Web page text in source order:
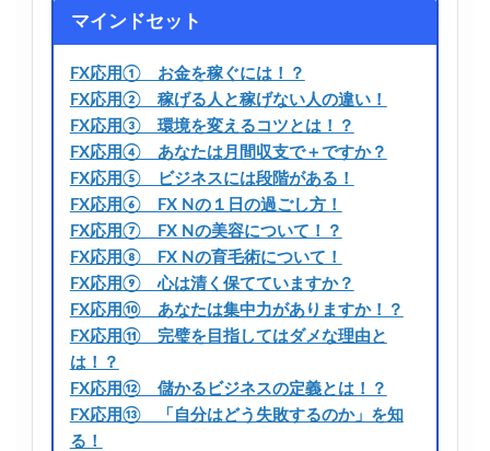
マインドセット
FX応用① お金を稼ぐには！？
FX応用② 稼げる人と稼げない人の違い！
FX応用③ 環境を変えるコツとは！？
FX応用④ あなたは月間収支で＋ですか？
FX応用⑤ ビジネスには段階がある！
FX応用⑥ FX Nの１日の過ごし方！
FX応用⑦ FX Nの美容について！？
FX応用⑧ FX Nの育毛術について！
FX応用⑨ 心は清く保てていますか？
FX応用⑩ あなたは集中力がありますか！？
FX応用⑪ 完璧を目指してはダメな理由と
は！？
FX応用⑫ 儲かるビジネスの定義とは！？
FX応用⑬ 「自分はどう失敗するのか」を知
る！